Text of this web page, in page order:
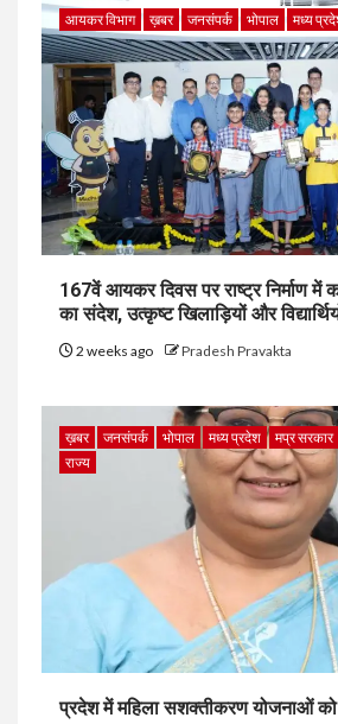
आयकर विभाग ख़बर जनसंपर्क भोपाल मध्य
167वें आयकर दिवस पर राष्ट्र निर्माण में
का संदेश, उत्कृष्ट खिलाड़ियों और
2 weeks ago Pradesh Pravakta
ख़बर जनसंपर्क भोपाल मध्य प्रदेश मप्र सरकार
राज्य
प्रदेश में महिला सशक्तीकरण योजनाओं को